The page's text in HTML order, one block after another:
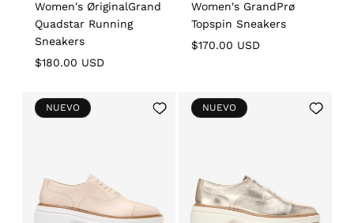
Women's ØriginalGrand
Quadstar Running
Sneakers
Regular
$180.00 USD
Women's GrandPrø
Topspin Sneakers
Regular
$170.00 USD
Add
to
NUEVO
Add
to
NUEVO